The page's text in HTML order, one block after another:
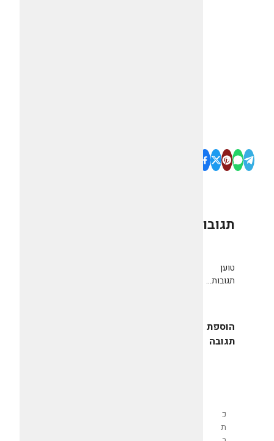
תגובות
טוען
תגובות...
הוספת
תגובה